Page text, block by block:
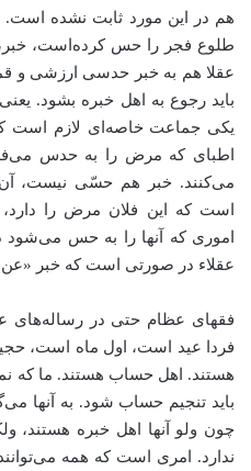
هم در این مورد ثابت نشده
طلوع فجر را حس کرده‌است،
عقلا هم به خبر حدسی ارزشی و
باید رجوع به اهل خبره بشود.
یکی جماعت خاصه‌ای لازم است
اطبای که مرض را به حدس
می‌کنند. خبر هم حسّی نیست،
است که این فلان مرض را
اموری که آنها را به حس می‌شود
عقلاء در صورتی است که خبر
فقهای عظام حتی در رساله‌های
فردا عید است، اول ماه است،
هستند. اهل حساب هستند. ما که
باید تنجیم حساب شود. به آنها
چون ولو آنها اهل خبره هستند،
ندارد. امری است که همه